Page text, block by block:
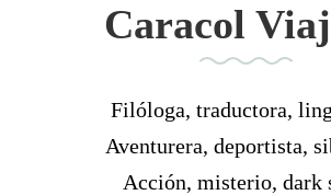
Caracol
Filóloga, traductora,
Aventurera, deportista,
Acción, misterio, dark